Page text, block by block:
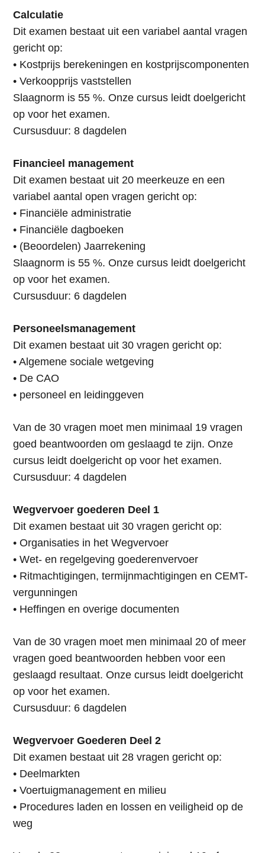
Calculatie
Dit examen bestaat uit een variabel aantal vragen
gericht op:
• Kostprijs berekeningen en kostprijscomponenten
• Verkoopprijs vaststellen
Slaagnorm is 55 %. Onze cursus leidt doelgericht
op voor het examen.
Cursusduur: 8 dagdelen
Financieel management
Dit examen bestaat uit 20 meerkeuze en een
variabel aantal open vragen gericht op:
• Financiële administratie
• Financiële dagboeken
• (Beoordelen) Jaarrekening
Slaagnorm is 55 %. Onze cursus leidt doelgericht
op voor het examen.
Cursusduur: 6 dagdelen
Personeelsmanagement
Dit examen bestaat uit 30 vragen gericht op:
• Algemene sociale wetgeving
• De CAO
• personeel en leidinggeven
Van de 30 vragen moet men minimaal 19 vragen
goed beantwoorden om geslaagd te zijn. Onze
cursus leidt doelgericht op voor het examen.
Cursusduur: 4 dagdelen
Wegvervoer goederen Deel 1
Dit examen bestaat uit 30 vragen gericht op:
• Organisaties in het Wegvervoer
• Wet- en regelgeving goederenvervoer
• Ritmachtigingen, termijnmachtigingen en CEMT-
vergunningen
• Heffingen en overige documenten
Van de 30 vragen moet men minimaal 20 of meer
vragen goed beantwoorden hebben voor een
geslaagd resultaat. Onze cursus leidt doelgericht
op voor het examen.
Cursusduur: 6 dagdelen
Wegvervoer Goederen Deel 2
Dit examen bestaat uit 28 vragen gericht op:
• Deelmarkten
• Voertuigmanagement en milieu
• Procedures laden en lossen en veiligheid op de
weg